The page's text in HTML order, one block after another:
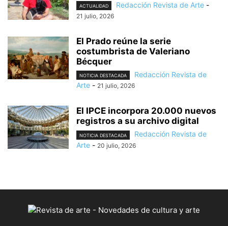
ACTUALIDAD Redacción Revista de Arte -
21 julio, 2026
El Prado reúne la serie
costumbrista de Valeriano
Bécquer
NOTICIA DESTACADA
Redacción Revista de
Arte - 21 julio, 2026
El IPCE incorpora 20.000 nuevos
registros a su archivo digital
NOTICIA DESTACADA
Redacción Revista de
Arte - 20 julio, 2026